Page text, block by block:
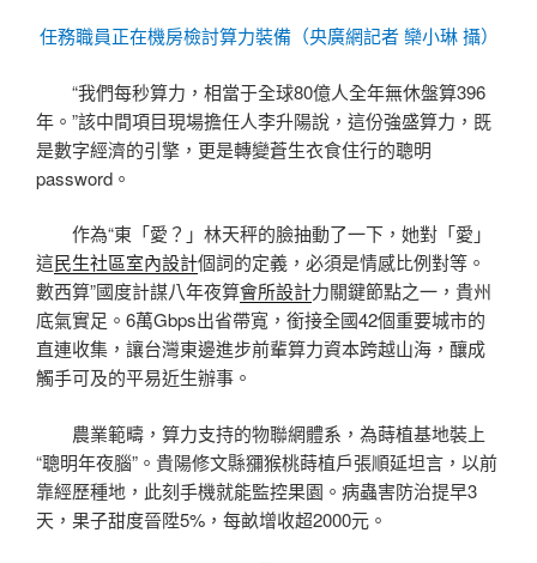
任務職員正在機房檢討算力裝備（央廣網記者 欒小琳 攝）
“我們每秒算力，相當于全球80億人全年無休盤算396
年。”該中間項目現場擔任人李升陽說，這份強盛算力，既
是數字經濟的引擎，更是轉變蒼生衣食住行的聰明
password。
作為“東「愛？」林天秤的臉抽動了一下，她對「愛」
這民生社區室內設計個詞的定義，必須是情感比例對等。
數西算”國度計謀八年夜算會所設計力關鍵節點之一，貴州
底氣實足。6萬Gbps出省帶寬，銜接全國42個重要城市的
直連收集，讓台灣東邊進步前輩算力資本跨越山海，釀成
觸手可及的平易近生辦事。
農業範疇，算力支持的物聯網體系，為蒔植基地裝上
“聰明年夜腦”。貴陽修文縣獼猴桃蒔植戶張順延坦言，以前
靠經歷種地，此刻手機就能監控果園。病蟲害防治提早3
天，果子甜度晉陞5%，每畝增收超2000元。